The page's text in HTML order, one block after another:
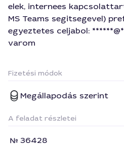
elek, internees
MS Teams segitsegevel)
egyeztetes celjabol:
varom
Fizetési módok
Megállapodás szerint
A feladat részletei
36428